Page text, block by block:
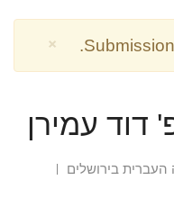
×
דוד עמירן
העברית בירושלים